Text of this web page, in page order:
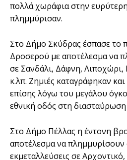
πολλά χωράφια στην
πλημμύρισαν.
Στο Δήμο Σκύδρας έσπασε το
Δροσερού με αποτέλεσμα να
σε Σανδάλι, Δάφνη, Λιποχώρι,
κ.λπ. Ζημιές καταγράφηκαν
επίσης λόγω του μεγάλου
εθνική οδός στη
Στο Δήμο Πέλλας η έντονη
αποτέλεσμα να πλημμυρίσουν
εκμεταλλεύσεις σε